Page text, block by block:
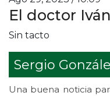
El doctor
Sin tacto
Sergio
Una buena noticia